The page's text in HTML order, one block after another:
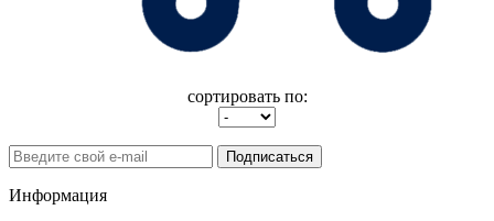
сортировать по:
Подписаться
Информация